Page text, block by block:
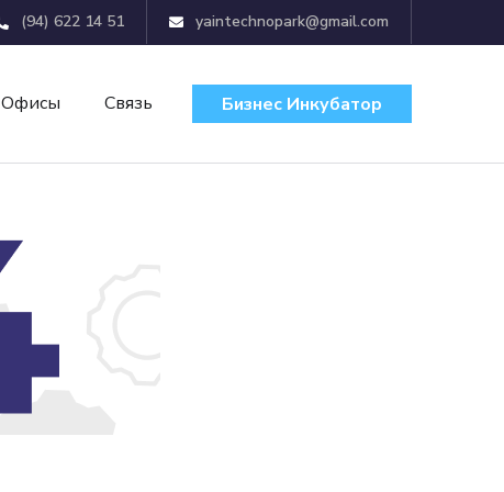
(94) 622 14 51 yaintechnopark@gmail.com
Офисы Связь Бизнес Инкубатор